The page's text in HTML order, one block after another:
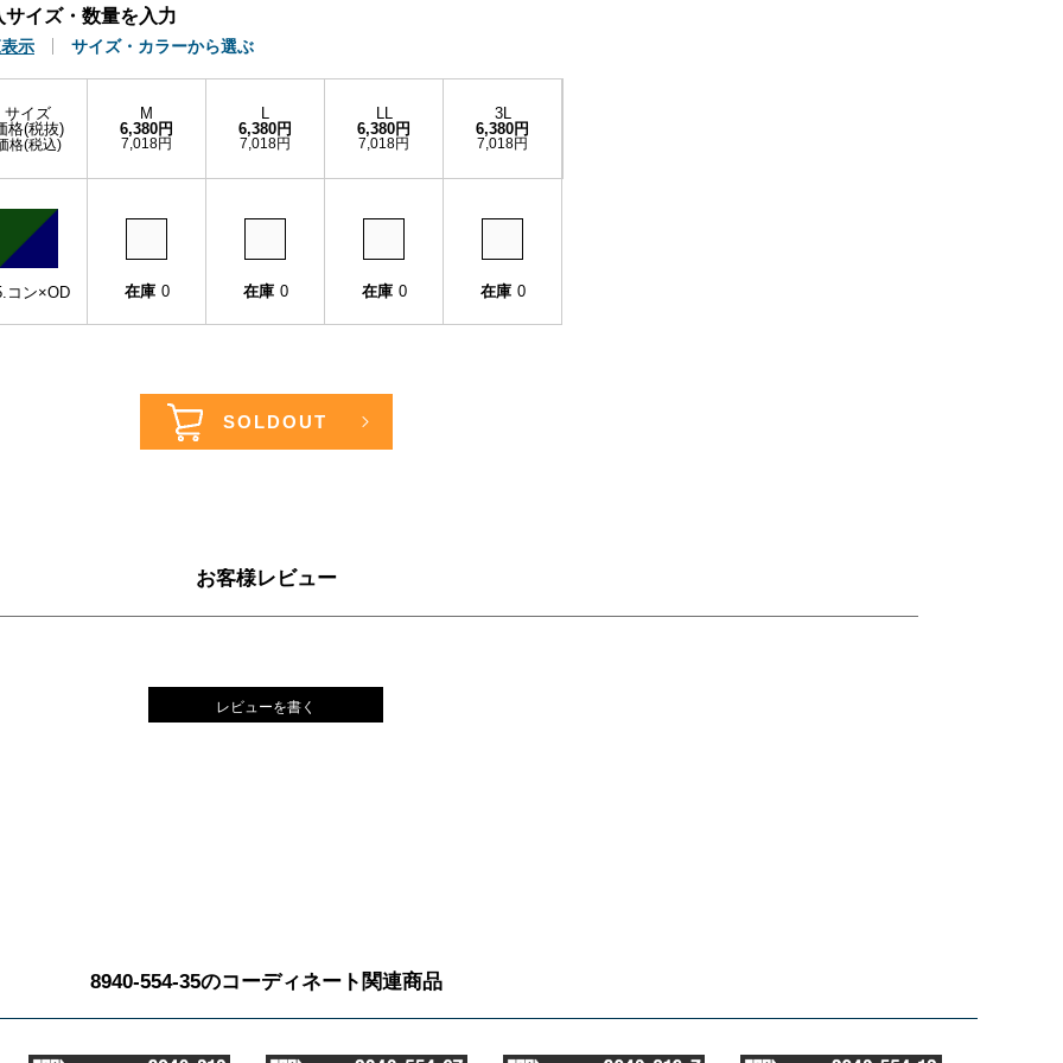
サイズ・数量を入力
示 サイズ・カラーから選ぶ
サイズ
格(税抜)
格(税込)
M
6,380円
7,018円
L
6,380円
7,018円
LL
6,380円
7,018円
3L
6,380円
7,018円
コン×OD 在庫 0 在庫 0 在庫 0 在庫 0
お客様レビュー
レビューを書く
8940-554-35のコーディネート関連商品